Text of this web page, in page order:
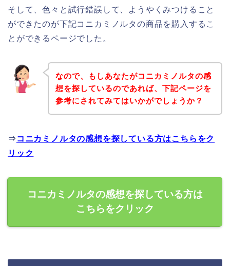
そして、色々と試行錯誤して、ようやくみつけること
ができたのが下記コニカミノルタの商品を購入するこ
とができるページでした。
なので、もしあなたがコニカミノルタの感
想を探しているのであれば、下記ページを
参考にされてみてはいかがでしょうか？
⇒ コニカミノルタの感想を探している方はこちらをク
リック
コニカミノルタの感想を探している方は
こちらをクリック